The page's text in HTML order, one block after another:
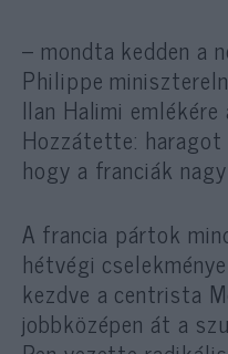
– mondta kedden a
Philippe
Ilan Halimi
Hozzátette: haragot
hogy a franciák
A francia pártok
hétvégi
kezdve a centrista
jobbközépen át a